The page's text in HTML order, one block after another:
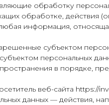
обработку
обработке, действия
информация,
субъектом
персональных
в порядке,
веб-сайта https://
данных — действия,